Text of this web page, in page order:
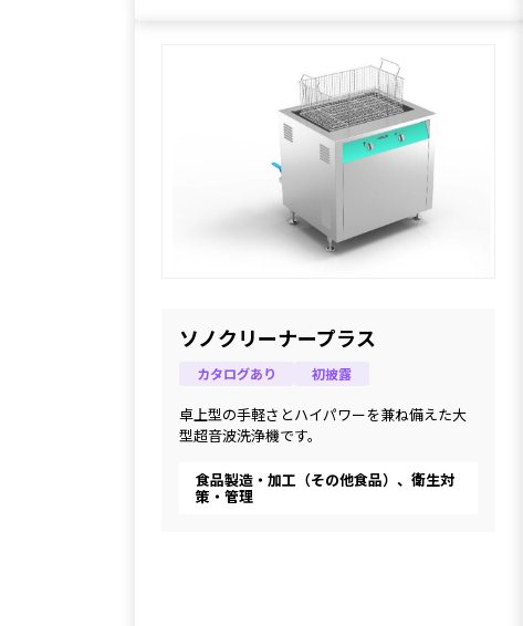
ソノクリーナープラス
カタログあり 初披露
卓上型の手軽さとハイパワーを兼ね備えた大
型超音波洗浄機です。
食品製造・加工（その他食品）、衛生対
策・管理